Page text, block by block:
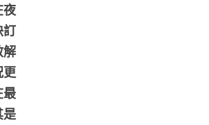
夜
訂
解
更
最
是